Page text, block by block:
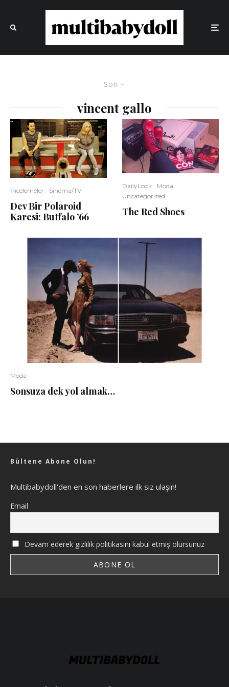
Son
vincent gallo
İncelemeler Sinema/TV
Dev Bir Polaroid
Karesi: Buffalo ’66
DailyLook
Moda
Uncategorized
The Red Shoes
Moda
Sonsuza dek yol almak…
Bültene Abone Olun!
Multibabydoll'den en son haberlere ilk siz ulaşın!
Email
Devam ederek gizlilik politikasını kabul etmiş olursunuz